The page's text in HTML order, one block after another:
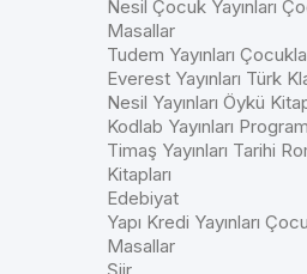
Nesil Çocuk Yayınları
Masallar
Tudem Yayınları
Everest Yayınları Türk
Nesil Yayınları Öykü
Kodlab Yayınları
Timaş Yayınları Tarihi
Kitapları
Edebiyat
Yapı Kredi Yayınları
Masallar